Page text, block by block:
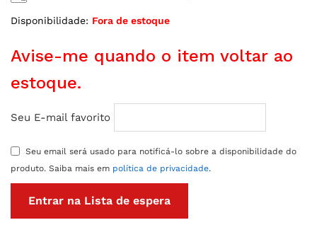
Disponibilidade: Fora de estoque
Avise-me quando o item voltar ao
estoque.
Seu E-mail favorito
Seu email será usado para notificá-lo sobre a disponibilidade do
produto. Saiba mais em política de privacidade.